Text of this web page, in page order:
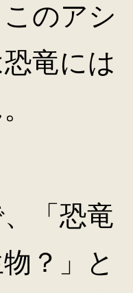
のアシ
竜には
「恐竜
？」と